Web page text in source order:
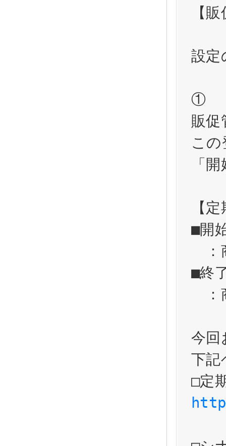
【
設定
①
販促
こ
「
【
■開
：
■終
：
今回
下記